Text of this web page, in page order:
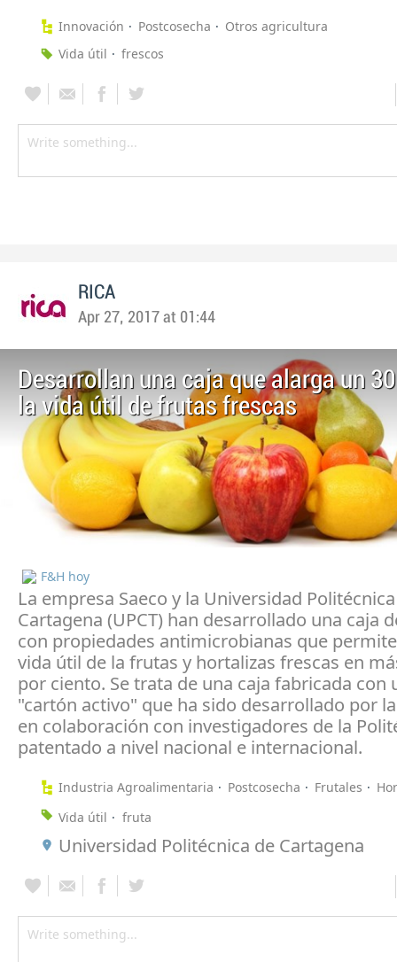
Innovación Postcosecha
Otros agricultura
Vida útil
frescos
RICA
Apr 27, 2017 at 01:44
Desarrollan una caja que alarga un
la vida útil de frutas frescas
F&H hoy
La empresa Saeco y la Universidad
Cartagena (UPCT) han desarrollado una caja
con propiedades antimicrobianas que
vida útil de la frutas y hortalizas frescas en
por ciento. Se trata de una caja fabricada con
"cartón activo" que ha sido desarrollado por
en colaboración con investigadores de la
patentado a nivel nacional e internacional.
Industria Agroalimentaria Postcosecha Frutales
Vida útil
fruta
Universidad Politécnica de Cartagena